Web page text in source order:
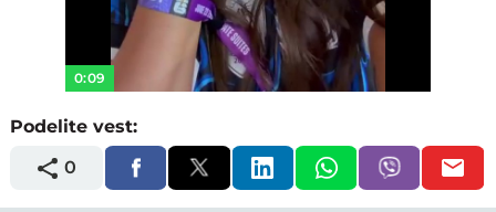
0:09
Podelite vest:
0